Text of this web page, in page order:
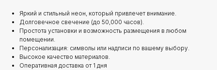
Яркий и стильный неон, который привлечет внимание.
Долговечное свечение (до 50,000 часов).
Простота установки и возможность размещения в любом
помещении.
Персонализация: символы или надписи по вашему выбору.
Высокое качество материалов.
Оперативная доставка от 1 дня